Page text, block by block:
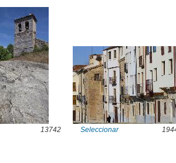
13742 Seleccionar